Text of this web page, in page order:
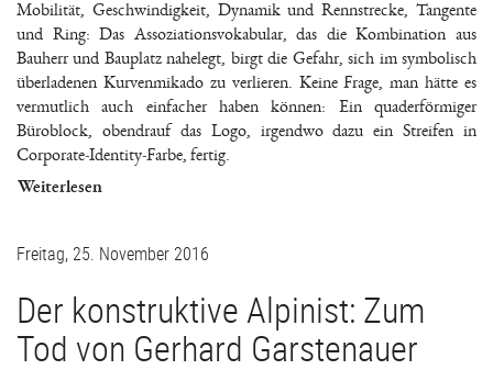
Mobilität, Geschwindigkeit, Dynamik und Rennstrecke, Tangente
und Ring: Das Assoziationsvokabular, das die Kombination aus
Bauherr und Bauplatz nahelegt, birgt die Gefahr, sich im symbolisch
überladenen Kurvenmikado zu verlieren. Keine Frage, man hätte es
vermutlich auch einfacher haben können: Ein quaderförmiger
Büroblock, obendrauf das Logo, irgendwo dazu ein Streifen in
Corporate-Identity-Farbe, fertig.
Weiterlesen
Freitag, 25. November 2016
Der konstruktive Alpinist: Zum
Tod von Gerhard Garstenauer